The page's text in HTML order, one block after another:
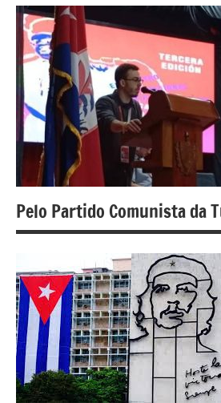
Pelo Partido Comunista da